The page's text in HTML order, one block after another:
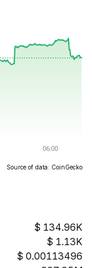
Source of data: CoinGecko
134.96K
1.13K
0.00113496